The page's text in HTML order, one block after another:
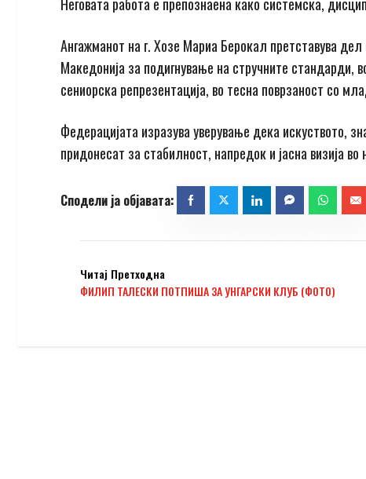
Ангажманот на г. Хозе Мариа Берокал претставува
Македонија за подигнување на стручните стандарди,
сениорска репрезентација, во тесна поврзаност со
Федерацијата изразува уверување дека искуството,
придонесат за стабилност, напредок и јасна визија
Читај Претходна
ФИЛИП ТАЛЕСКИ ПОТПИША ЗА УНГАРСКИ КЛУБ (ФОТО)